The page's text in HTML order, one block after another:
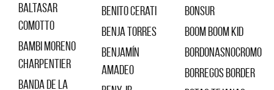
Baltasar
Comotto
Bambi Moreno
Charpentier
Banda de la
Benito Cerati
Benja Torres
Benjamín
Amadeo
Bonsur
Boom Boom Kid
Bordonasnocromo
Borregos Border